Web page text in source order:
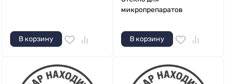
В корзину
микропрепаратов
В корзину